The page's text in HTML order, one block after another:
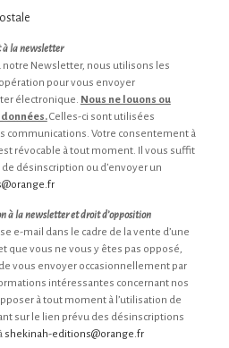
à la newsletter
notre Newsletter, nous utilisons les
pour vous envoyer
électronique. Nous ne louons ou
données.Celles-ci sont utilisées
communications. Votre consentement à
révocable à tout moment. Il vous suffit
désinscription ou d’envoyer un
à la newsletter et droit d’opposition
e-mail dans le cadre de la vente d’une
que vous ne vous y êtes pas opposé,
vous envoyer occasionnellement par
intéressantes concernant nos
à tout moment à l’utilisation de
sur le lien prévu des désinscriptions
shekinah-editions@orange.fr